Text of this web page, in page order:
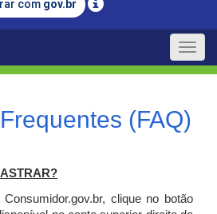
Legislação
com gov.br
Toggle
(FAQ)
clique no botão